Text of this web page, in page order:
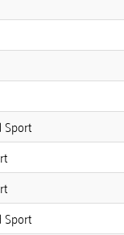
Sport
Sport